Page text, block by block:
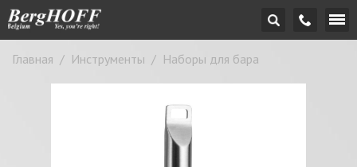
Главная / Инструменты / Наборы для бара